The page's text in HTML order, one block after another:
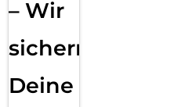
– Wir
sichern
Deine